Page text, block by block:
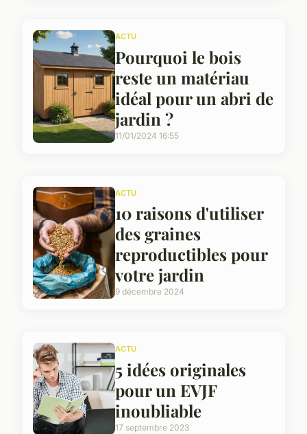
ACTU
Pourquoi le bois
reste un matériau
idéal pour un abri de
jardin ?
11/01/2024 16:55
ACTU
10 raisons d'utiliser
des graines
reproductibles pour
votre jardin
9 décembre 2024
ACTU
5 idées originales
pour un EVJF
inoubliable
17 septembre 2023